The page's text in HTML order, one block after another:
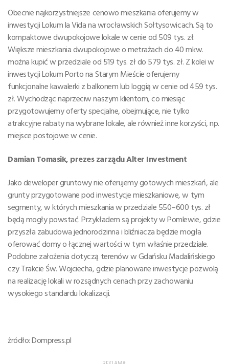
Obecnie najkorzystniejsze cenowo mieszkania oferujemy w
inwestycji Lokum la Vida na wrocławskich Sołtysowicach. Są to
kompaktowe dwupokojowe lokale w cenie od 509 tys. zł.
Większe mieszkania dwupokojowe o metrażach do 40 mkw.
można kupić w przedziale od 519 tys. zł do 579 tys. zł. Z kolei w
inwestycji Lokum Porto na Starym Mieście oferujemy
funkcjonalne kawalerki z balkonem lub loggią w cenie od 459 tys.
zł. Wychodząc naprzeciw naszym klientom, co miesiąc
przygotowujemy oferty specjalne, obejmujące, nie tylko
atrakcyjne rabaty na wybrane lokale, ale również inne korzyści, np.
miejsce postojowe w cenie.
Damian Tomasik, prezes zarządu Alter Investment
Jako deweloper gruntowy nie oferujemy gotowych mieszkań, ale
grunty przygotowane pod inwestycje mieszkaniowe, w tym
segmenty, w których mieszkania w przedziale 550–600 tys. zł
będą mogły powstać. Przykładem są projekty w Pomlewie, gdzie
przyszła zabudowa jednorodzinna i bliźniacza będzie mogła
oferować domy o łącznej wartości w tym właśnie przedziale.
Podobne założenia dotyczą terenów w Gdańsku Madalińskiego
czy Trakcie Św. Wojciecha, gdzie planowane inwestycje pozwolą
na realizację lokali w rozsądnych cenach przy zachowaniu
wysokiego standardu lokalizacji.
żródło: Dompress.pl